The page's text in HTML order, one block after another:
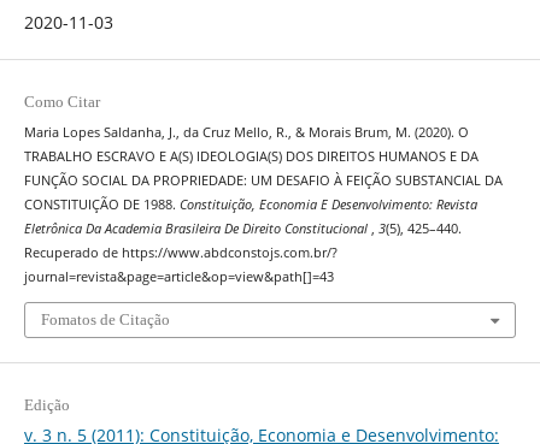
2020-11-03
Como Citar
Maria Lopes Saldanha, J., da Cruz Mello, R., & Morais Brum, M. (2020). O
TRABALHO ESCRAVO E A(S) IDEOLOGIA(S) DOS DIREITOS HUMANOS E DA
FUNÇÃO SOCIAL DA PROPRIEDADE: UM DESAFIO À FEIÇÃO SUBSTANCIAL DA
CONSTITUIÇÃO DE 1988. Constituição, Economia E Desenvolvimento: Revista
Eletrônica Da Academia Brasileira De Direito Constitucional , 3(5), 425–440.
Recuperado de https://www.abdconstojs.com.br/?
journal=revista&page=article&op=view&path[]=43
Fomatos de Citação
Edição
v. 3 n. 5 (2011): Constituição, Economia e Desenvolvimento: